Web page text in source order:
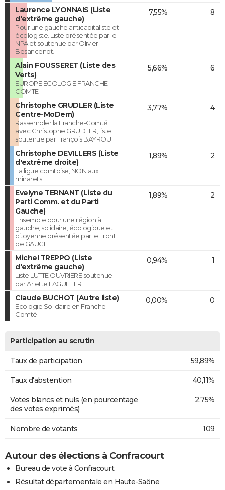
Laurence LYONNAIS (Liste
d'extrême gauche)
Pour une gauche anticapitaliste et
écologiste. Liste présentée par le
NPA et soutenue par Olivier
Besancenot.
7,55% 8
Alain FOUSSERET (Liste des
Verts)
EUROPE ECOLOGIE FRANCHE-
COMTE
5,66% 6
Christophe GRUDLER (Liste
Centre-MoDem)
Rassembler la Franche-Comté
avec Christophe GRUDLER, liste
soutenue par François BAYROU
3,77% 4
Christophe DEVILLERS (Liste
d'extrême droite)
La ligue comtoise, NON aux
minarets !
1,89% 2
Evelyne TERNANT (Liste du
Parti Comm. et du Parti
Gauche)
Ensemble pour une région à
gauche, solidaire, écologique et
citoyenne présentée par le Front
de GAUCHE.
1,89% 2
Michel TREPPO (Liste
d'extrême gauche)
Liste LUTTE OUVRIERE soutenue
par Arlette LAGUILLER.
0,94% 1
Claude BUCHOT (Autre liste)
Ecologie Solidaire en Franche-
Comté
0,00% 0
Participation au scrutin
Taux de participation 59,89%
Taux d'abstention 40,11%
Votes blancs et nuls (en pourcentage
des votes exprimés)
2,75%
Nombre de votants 109
Autour des élections à Confracourt
Bureau de vote à Confracourt
Résultat départementale en Haute-Saône